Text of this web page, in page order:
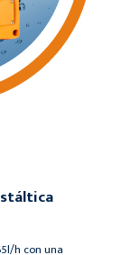
h con una